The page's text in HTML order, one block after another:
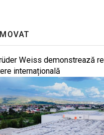
Weiss demonstrează
internațională